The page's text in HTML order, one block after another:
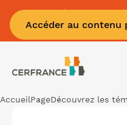
Accéder au contenu
Passez à la facture
sérénité :Je me
AccueilPageDécouvrez les